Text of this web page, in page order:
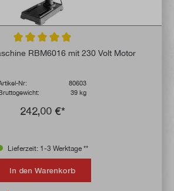
Durchschnittliche Bewertung von 5 von 5
RBM6016 mit 230 Volt Motor
Nr:
80603
39 kg
242,00 €*
Lieferzeit: 1-3 Werktage **
In den Warenkorb